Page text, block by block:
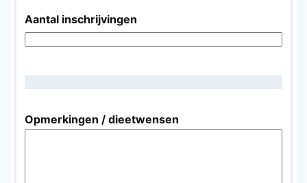
Aantal inschrijvingen
Opmerkingen / dieetwensen